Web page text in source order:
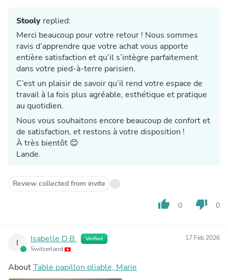
Stooly replied:
Merci beaucoup pour votre retour ! Nous sommes
ravis d’apprendre que votre achat vous apporte
entière satisfaction et qu’il s’intègre parfaitement
dans votre pied-à-terre parisien.
C’est un plaisir de savoir qu’il rend votre espace de
travail à la fois plus agréable, esthétique et pratique
au quotidien.
Nous vous souhaitons encore beaucoup de confort et
de satisfaction, et restons à votre disposition !
À très bientôt 😊
Lande.
Review collected from invite
thumb_up 0 thumb_down 0
I Isabelle D.B. Verified
Switzerland
17 Feb 2026
AboutTable papillon pliable, Marie